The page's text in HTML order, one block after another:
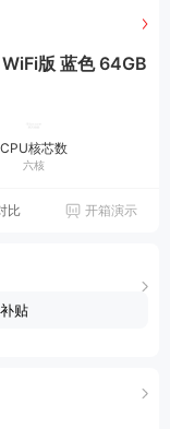
版 蓝色 64GB
CPU核芯数
六核
比 开箱演示
贴